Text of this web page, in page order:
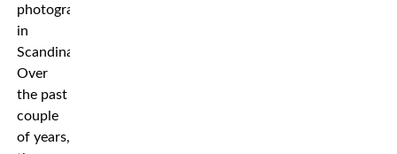
photographers
in
Scandinavia.
Over
the past
couple
of years,